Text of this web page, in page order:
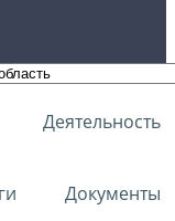
Деятельность
Документы